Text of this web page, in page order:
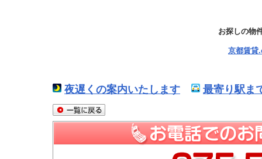
お探しの物
京都賃貸
夜遅くの案内いたします 最寄り駅ま